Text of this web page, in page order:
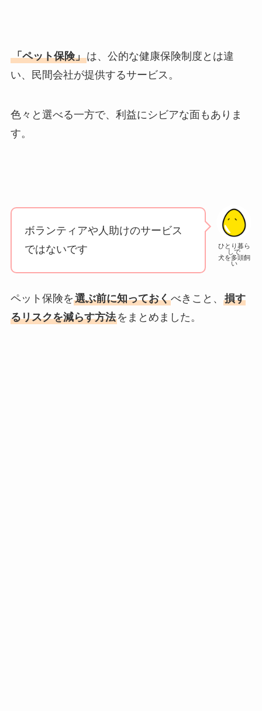
「ペット保険」は、公的な健康保険制度とは違
い、民間会社が提供するサービス。
色々と選べる一方で、利益にシビアな面もありま
す。
ひとり暮ら
しで
犬を多頭飼
い
ボランティアや人助けのサービス
ではないです
ペット保険を選ぶ前に知っておくべきこと、 損す
るリスクを減らす方法をまとめました。